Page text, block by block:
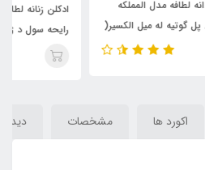
ادکلن زنانه لطافه مدل المملکه زنانه
رایحه سول د ژانیرو 40 (The
Kingdom) Sol de janeiro 40
اکورد ها مشخصات